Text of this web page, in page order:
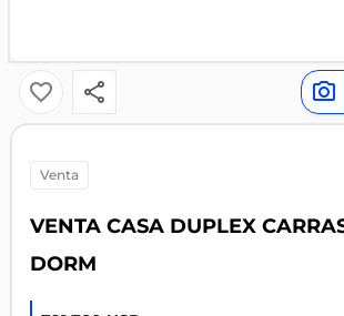
venta
VENTA CASA DUPLEX
DORM